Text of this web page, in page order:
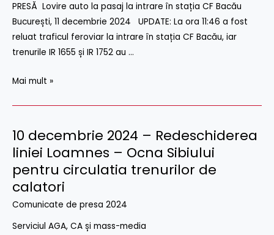
PRESĂ Lovire auto la pasaj la intrare în stația CF Bacău
București, 11 decembrie 2024 UPDATE: La ora 11:46 a fost
reluat traficul feroviar la intrare în stația CF Bacău, iar
trenurile IR 1655 și IR 1752 au …
CF
Bacau
Mai mult »
10 decembrie 2024 – Redeschiderea
liniei Loamnes – Ocna Sibiului
pentru circulatia trenurilor de
calatori
Comunicate de presa 2024
Serviciul AGA, CA și mass-media
10
decembrie
2024
–
Redeschiderea
liniei
Loamnes